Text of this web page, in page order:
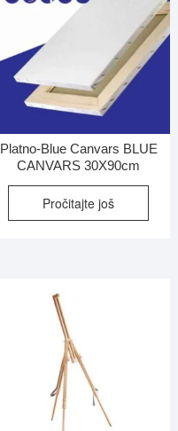
Platno-Blue Canvars BLUE
CANVARS 30X90cm
Pročitajte još